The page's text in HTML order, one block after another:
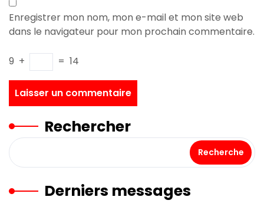
Enregistrer mon nom, mon e-mail et mon site web
dans le navigateur pour mon prochain commentaire.
9 + = 14
Rechercher
Recherche
Derniers messages